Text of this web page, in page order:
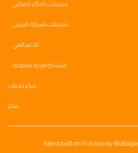
تسجيلات الذكاء الصناعي
تسجيلات اسماك القرش
الدعم الفني
استشاره فرديه مدفوعة
شراء خدمات
متجر
Site is built on BluEagle by BluEagle